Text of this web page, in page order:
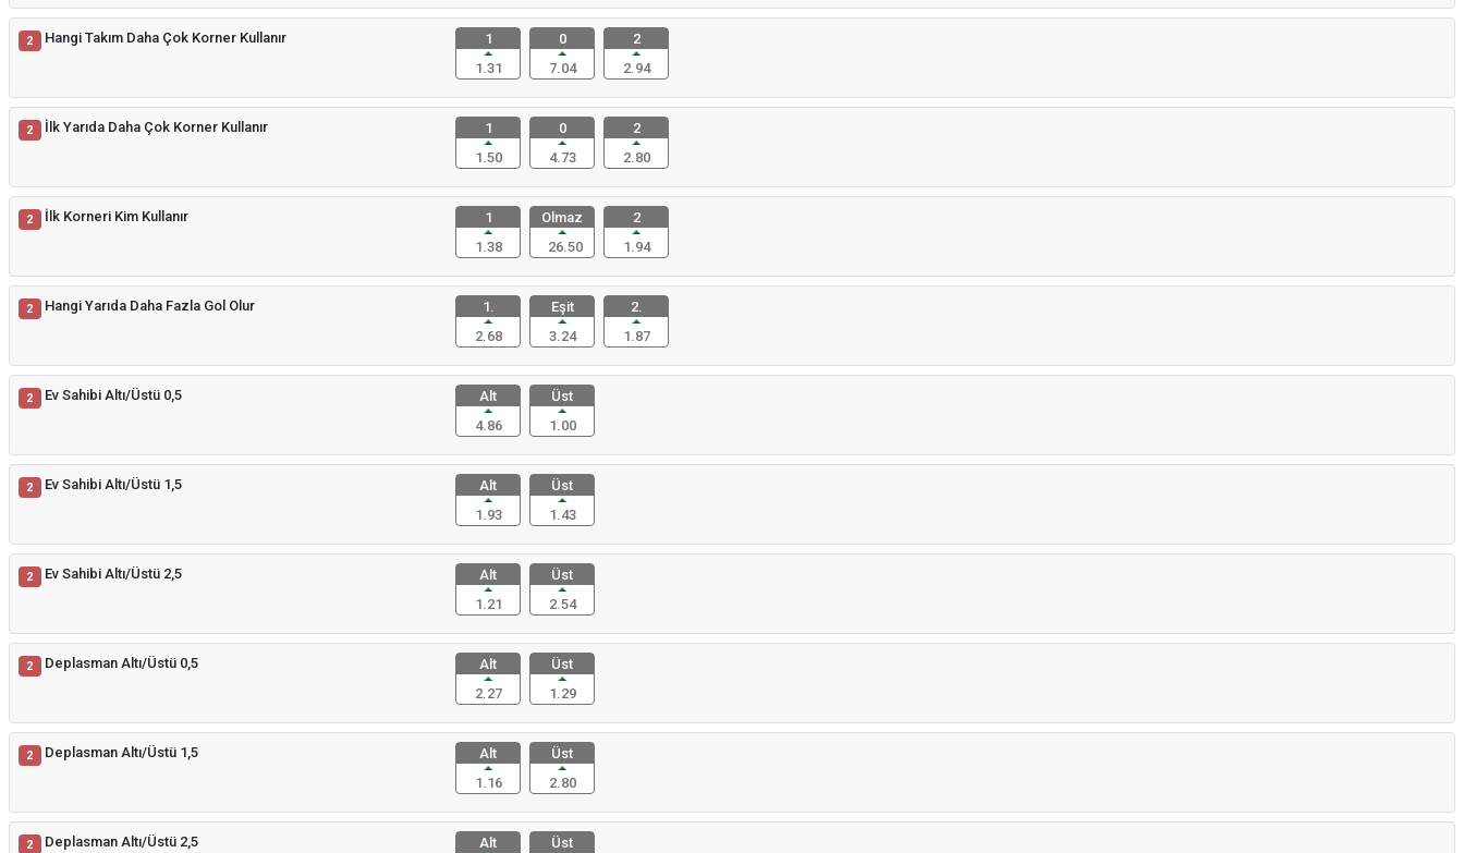
2 Hangi Takım Daha Çok Korner Kullanır
1
1.31
0
7.04
2
2.94
2 İlk Yarıda Daha Çok Korner Kullanır
1
1.50
0
4.73
2
2.80
2 İlk Korneri Kim Kullanır
1
1.38
Olmaz
26.50
2
1.94
2 Hangi Yarıda Daha Fazla Gol Olur
1.
2.68
Eşit
3.24
2.
1.87
2 Ev Sahibi Altı/Üstü 0,5
Alt
4.86
Üst
1.00
2 Ev Sahibi Altı/Üstü 1,5
Alt
1.93
Üst
1.43
2 Ev Sahibi Altı/Üstü 2,5
Alt
1.21
Üst
2.54
2 Deplasman Altı/Üstü 0,5
Alt
2.27
Üst
1.29
2 Deplasman Altı/Üstü 1,5
Alt
1.16
Üst
2.80
2 Deplasman Altı/Üstü 2,5
Alt
Üst